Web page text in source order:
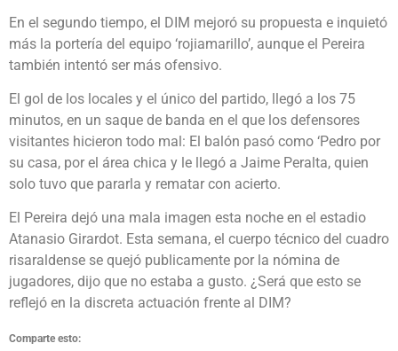
En el segundo tiempo, el DIM mejoró su propuesta e inquietó
más la portería del equipo ‘rojiamarillo’, aunque el Pereira
también intentó ser más ofensivo.
El gol de los locales y el único del partido, llegó a los 75
minutos, en un saque de banda en el que los defensores
visitantes hicieron todo mal: El balón pasó como ‘Pedro por
su casa, por el área chica y le llegó a Jaime Peralta, quien
solo tuvo que pararla y rematar con acierto.
El Pereira dejó una mala imagen esta noche en el estadio
Atanasio Girardot. Esta semana, el cuerpo técnico del cuadro
risaraldense se quejó publicamente por la nómina de
jugadores, dijo que no estaba a gusto. ¿Será que esto se
reflejó en la discreta actuación frente al DIM?
Comparte esto: